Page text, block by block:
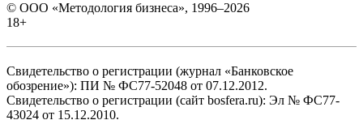
© ООО «Методология бизнеса», 1996–2026
18+
Свидетельство о регистрации (журнал «Банковское
обозрение»): ПИ № ФС77-52048 от 07.12.2012.
Свидетельство о регистрации (сайт bosfera.ru): Эл № ФС77-
43024 от 15.12.2010.